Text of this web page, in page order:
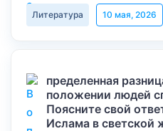
Литература 10 мая, 2026
пределенная
положении людей
Поясните свой
Ислама в светской